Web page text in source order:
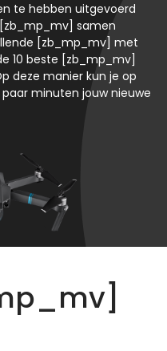
te hebben uitgevoerd
samen
[zb_mp_mv] met
10 beste [zb_mp_mv]
deze manier kun je op
minuten jouw nieuwe